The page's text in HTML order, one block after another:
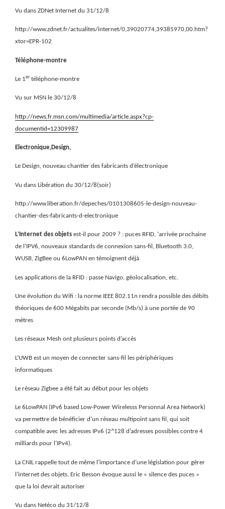
Vu dans ZDNet Internet du 31/12/8
http://www.zdnet.fr/actualites/internet/0,39020774,39385970,00.htm?
xtor=EPR-102
Téléphone-montre
Le 1er téléphone-montre
Vu sur MSN le 30/12/8
http://news.fr.msn.com/multimedia/article.aspx?cp-
documentid=12309987
Electronique,Design,
Le Design, nouveau chantier des fabricants d’électronique
Vu dans Libération du 30/12/8(soir)
http://www.liberation.fr/depeches/0101308605-le-design-nouveau-
chantier-des-fabricants-d-electronique
L’Internet des objets est-il pour 2009 ? : puces RFID, ‘arrivée prochaine
de l’IPV6, nouveaux standards de connexion sans-fil, Bluetooth 3.0,
WUSB, ZigBee ou 6LowPAN en témoignent déjà
Les applications de la RFID : passe Navigo, géolocalisation, etc.
Une évolution du Wifi : la norme IEEE 802.11n rendra possible des débits
théoriques de 600 Mégabits par seconde (Mb/s) à une portée de 90
mètres
Les réseaux Mesh ont plusieurs points d’accès
L’UWB est un moyen de connecter sans-fil les périphériques
informatiques
Le réseau Zigbee a été fait au début pour les objets
Le 6LowPAN (IPv6 based Low-Power Wirelesss Personnal Area Network)
va permettre de bénéficier d’un réseau multipoint sans fil, qui soit
compatible avec les adresses IPv6 (2^128 d’adresses possibles contre 4
milliards pour l’IPv4).
La CNIL rappelle tout de même l’importance d’une législation pour gérer
l’internet des objets. Eric Besson évoque aussi le « silence des puces »
que la loi devrait autoriser
Vu dans Netéco du 31/12/8